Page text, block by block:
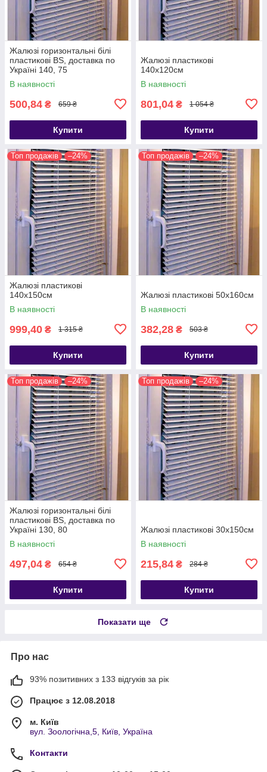
Жалюзі горизонтальні білі
пластикові BS, доставка по
Україні 140, 75
В наявності
500,84 ₴ 659 ₴
Купити
Жалюзі пластикові
140х120см
В наявності
801,04 ₴ 1 054 ₴
Купити
Топ продажів –24%
Жалюзі пластикові
140х150см
В наявності
999,40 ₴ 1 315 ₴
Купити
Топ продажів –24%
Жалюзі пластикові 50х160см
В наявності
382,28 ₴ 503 ₴
Купити
Топ продажів –24%
Жалюзі горизонтальні білі
пластикові BS, доставка по
Україні 130, 80
В наявності
497,04 ₴ 654 ₴
Купити
Топ продажів –24%
Жалюзі пластикові 30х150см
В наявності
215,84 ₴ 284 ₴
Купити
Показати ще
Про нас
93% позитивних з 133 відгуків за рік
Працює з 12.08.2018
м. Київ
вул. Зоологічна,5, Київ, Україна
Контакти